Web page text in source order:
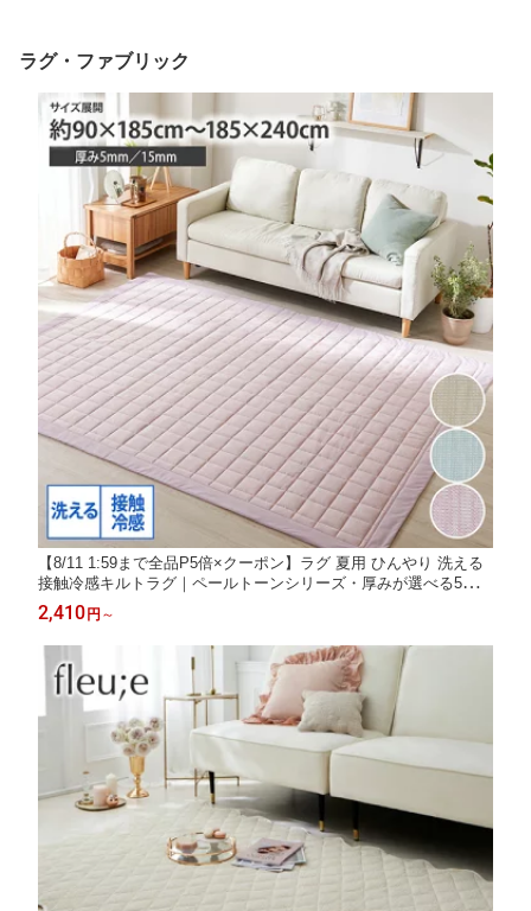
ラグ・ファブリック
【8/11 1:59まで全品P5倍×クーポン】ラグ 夏用 ひんやり 洗える
接触冷感キルトラグ｜ペールトーンシリーズ・厚みが選べる5m
m・15mm 北欧 無地 冷感 涼感 接触冷感 暑さ対策 キルト 夏 涼し
い 洗える ラグマット カーペット 正方形 ニッセン nissen
2,410 円 ～